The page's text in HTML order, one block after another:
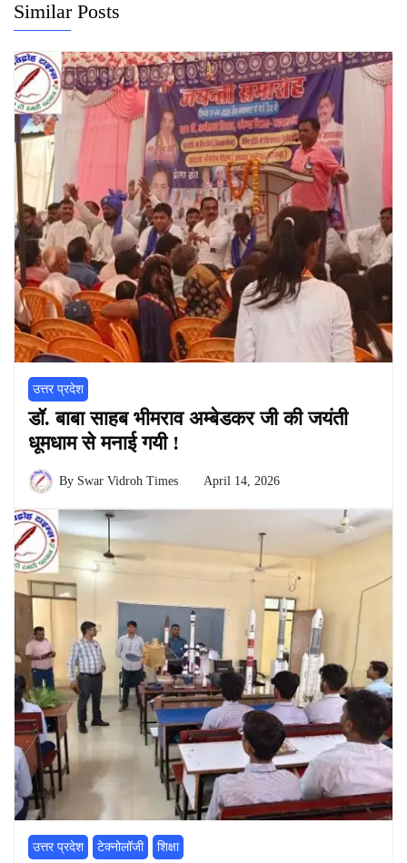
Similar Posts
उत्तर प्रदेश
डॉ. बाबा साहब भीमराव अम्बेडकर जी की जयंती
धूमधाम से मनाई गयी !
By Swar Vidroh Times April 14, 2026
उत्तर प्रदेश टेक्नोलॉजी शिक्षा